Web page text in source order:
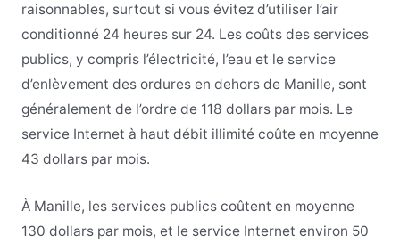
raisonnables, surtout si vous évitez d’utiliser l’air
conditionné 24 heures sur 24. Les coûts des services
publics, y compris l’électricité, l’eau et le service
d’enlèvement des ordures en dehors de Manille, sont
généralement de l’ordre de 118 dollars par mois. Le
service Internet à haut débit illimité coûte en moyenne
43 dollars par mois.
À Manille, les services publics coûtent en moyenne
130 dollars par mois, et le service Internet environ 50